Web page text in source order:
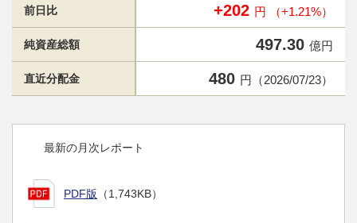
前日比 +202 円 （+1.21%）
純資産総額 497.30 億円
直近分配金 480 円（2026/07/23）
最新の月次レポート
PDF版 （1,743KB）